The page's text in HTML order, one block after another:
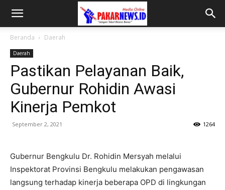
Beranda Daerah
Daerah
Pastikan Pelayanan Baik,
Gubernur Rohidin Awasi
Kinerja Pemkot
September 2, 2021 1264
Gubernur Bengkulu Dr. Rohidin Mersyah melalui
Inspektorat Provinsi Bengkulu melakukan pengawasan
langsung terhadap kinerja beberapa OPD di lingkungan